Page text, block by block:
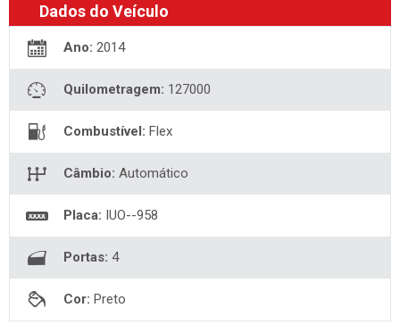
Dados do Veículo
Ano: 2014
Quilometragem: 127000
Combustível: Flex
Câmbio: Automático
Placa: IUO--958
Portas: 4
Cor: Preto